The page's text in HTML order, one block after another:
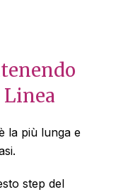
Linea
la più lunga e
step del